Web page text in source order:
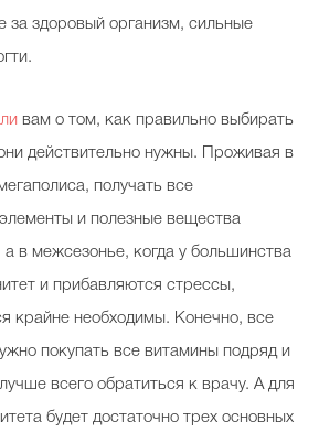
за здоровый организм, сильные
вам о том, как правильно выбирать
действительно нужны. Проживая в
получать все
и полезные вещества
в межсезонье, когда у большинства
и прибавляются стрессы,
крайне необходимы. Конечно, все
покупать все витамины подряд и
всего обратиться к врачу. А для
будет достаточно трех основных